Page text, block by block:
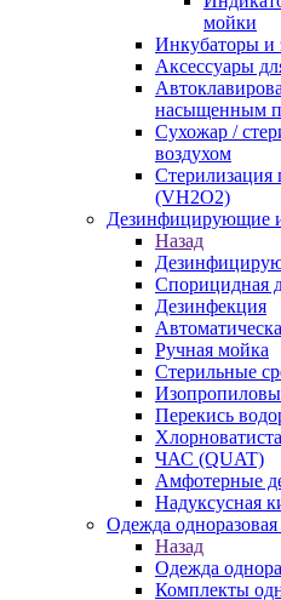
мойки
Инкубаторы и
Аксессуары
насыщенным
Сухожар /
воздухом
Стерилизация
(VH2O2)
Дезинфицирующие
Назад
Спорицидная
Дезинфекция
Ручная мойка
Стерильные
Перекись
ЧАС (QUAT)
Амфотерные
Надуксусная
Одежда
Назад
Одежда
Комплекты